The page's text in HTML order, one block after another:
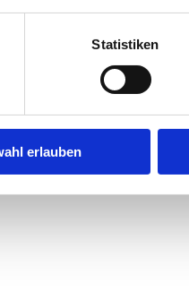
Statistiken
erlauben